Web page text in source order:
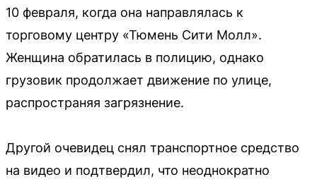
10 февраля, когда она направлялась к
торговому центру «Тюмень Сити Молл».
Женщина обратилась в полицию, однако
грузовик продолжает движение по улице,
распространяя загрязнение.
Другой очевидец снял транспортное средство
на видео и подтвердил, что неоднократно